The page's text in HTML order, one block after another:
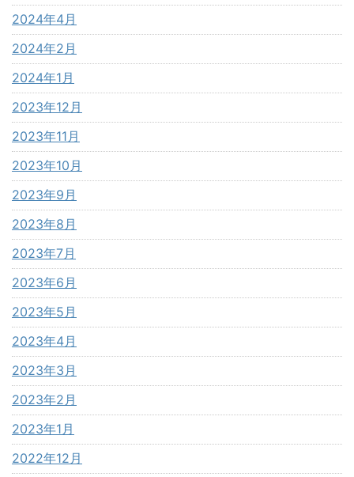
2024年4月
2024年2月
2024年1月
2023年12月
2023年11月
2023年10月
2023年9月
2023年8月
2023年7月
2023年6月
2023年5月
2023年4月
2023年3月
2023年2月
2023年1月
2022年12月